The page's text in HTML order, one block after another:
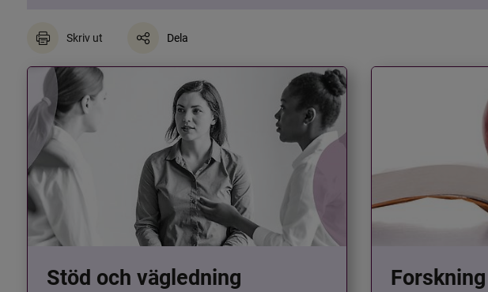
Skriv ut Dela
Stöd och vägledning